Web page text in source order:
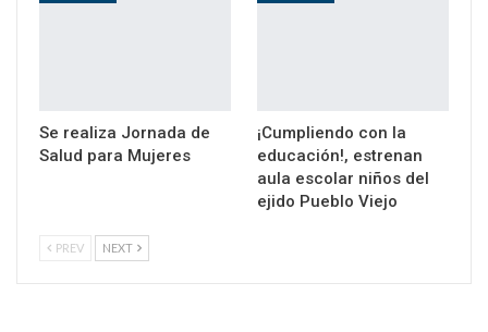
Se realiza Jornada de
Salud para Mujeres
¡Cumpliendo con la
educación!, estrenan
aula escolar niños del
ejido Pueblo Viejo
PREV NEXT